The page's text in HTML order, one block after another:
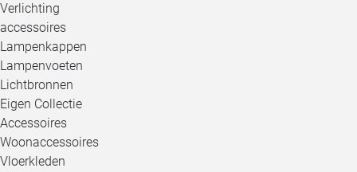
Verlichting
accessoires
Lampenkappen
Lampenvoeten
Lichtbronnen
Eigen Collectie
Accessoires
Woonaccessoires
Vloerkleden